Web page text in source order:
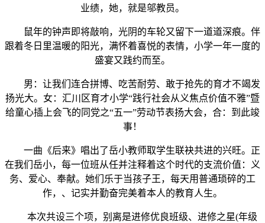
业绩，她，就是邬教员。
鼠年的钟声即将敲响，光阴的车轮又留下一道道深痕。伴
跟着冬日里温暖的阳光，满怀着喜悦的表情，小学一年一度的
盛宴又践约而至。
男：让我们连合拼博、吃苦耐劳、敢于抢先的育才不竭发
扬光大。女：汇川区育才小学“践行社会从义焦点价值不雅”暨
给童心插上会飞的同党之“五一”劳动节表扬大会，合：到此竣
事！
一曲《后来》唱出了岳小教师取学生联袂共进的兴旺。正
在我们岳小，每一位班从任并注释着这个时代的支流价值：义
务、爱心、奉献。她们乐于当孩子王，每天用普通琐碎的工
作，、记实并勤奋完美着本人的教育人生。
本次共设三个项，别离是进修优良班级、进修之星(年级